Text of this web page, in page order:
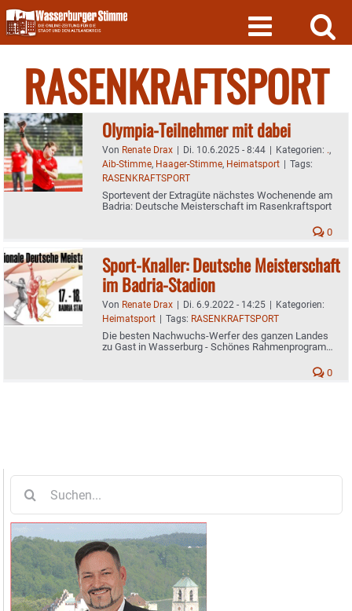
Skip
to
content
RASENKRAFTSPORT
Olympia-Teilnehmer mit dabei
Von Renate Drax | Di. 10.6.2025 - 8:44 | Kategorien: .,
Aib-Stimme, Haager-Stimme, Heimatsport | Tags:
RASENKRAFTSPORT
Sportevent der Extragüte nächstes Wochenende am
Badria: Deutsche Meisterschaft im Rasenkraftsport
0
Sport-Knaller: Deutsche Meisterschaft
im Badria-Stadion
Von Renate Drax | Di. 6.9.2022 - 14:25 | Kategorien:
Heimatsport | Tags: RASENKRAFTSPORT
Die besten Nachwuchs-Werfer des ganzen Landes
zu Gast in Wasserburg - Schönes Rahmenprogramm
0
nach: